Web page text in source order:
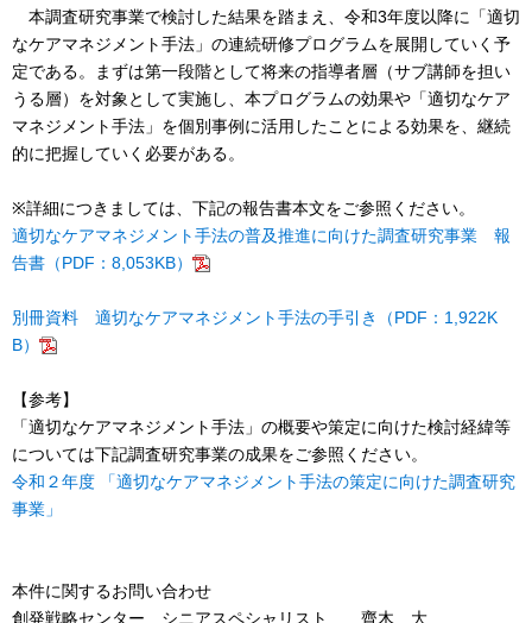
本調査研究事業で検討した結果を踏まえ、令和3年度以降に「適切
なケアマネジメント手法」の連続研修プログラムを展開していく予
定である。まずは第一段階として将来の指導者層（サブ講師を担い
うる層）を対象として実施し、本プログラムの効果や「適切なケア
マネジメント手法」を個別事例に活用したことによる効果を、継続
的に把握していく必要がある。
※詳細につきましては、下記の報告書本文をご参照ください。
適切なケアマネジメント手法の普及推進に向けた調査研究事業 報
告書（PDF：8,053KB）
別冊資料 適切なケアマネジメント手法の手引き（PDF：1,922K
B）
【参考】
「適切なケアマネジメント手法」の概要や策定に向けた検討経緯等
については下記調査研究事業の成果をご参照ください。
令和２年度 「適切なケアマネジメント手法の策定に向けた調査研究
事業」
本件に関するお問い合わせ
創発戦略センター シニアスペシャリスト 齊木 大